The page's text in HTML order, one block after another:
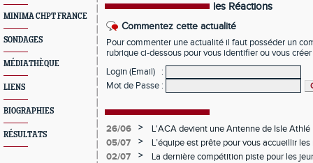
MINIMA CHPT FRANCE
SONDAGES
MÉDIATHÈQUE
LIENS
BIOGRAPHIES
RÉSULTATS
les Réactions
Commentez cette actualité
Pour commenter une actualité il faut posséder un
rubrique ci-dessous pour vous identifier ou vous
Login (Email)
:
Mot de Passe :
26/06 >
L'ACA devient une Antenne de Isle Athlé
05/07
>
L’équipe est prête pour vous accueillir
samedis pour la saison 2026 2027
02/07 >
La dernière compétition piste pour les